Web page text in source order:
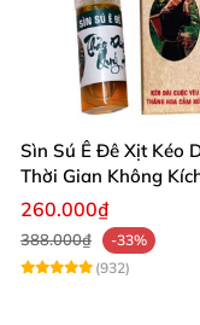
Sìn Sú Ê Đê Xịt Kéo
Thời Gian Không
Da
260.000₫
388.000₫
-33%
(932)